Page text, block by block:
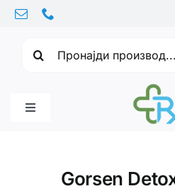
Skip
content
Toggle
Gorsen